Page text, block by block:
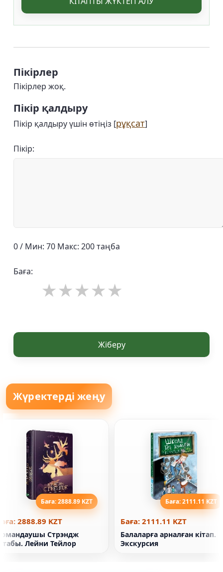
Пікірлер
Пікірлер жоқ.
Пікір қалдыру
Пікір қалдыру үшін өтіңіз [рұқсат]
Пікір:
0 / Мин: 70 Макс: 200 таңба
Баға:
Жіберу
Жүректерді жеңу
Баға: 2888.89 KZT
2888.89 KZT
Стрэндж
Лейни Тейлор
Баға: 2111.11 KZT
Баға: 2111.11 KZT
Балаларға арналған кітап.
Экскурсия